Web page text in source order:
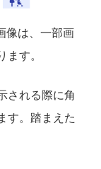
像は、一部画
ます。
される際に角
す。踏まえた